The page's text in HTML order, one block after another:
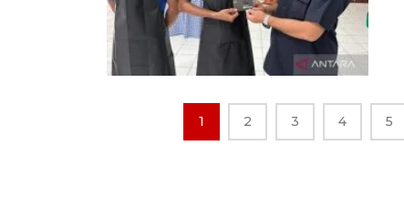
1 2 3 4 5